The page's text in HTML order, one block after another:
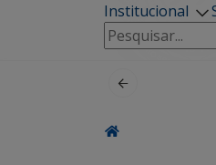
Institucional
Pesquisar
por: